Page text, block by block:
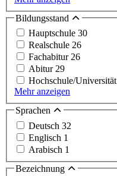
Bildungsstand
Hauptschule 30
Realschule 26
Fachabitur 26
Abitur 29
Hochschule/Universität
Mehr anzeigen
Sprachen
Deutsch 32
Englisch 1
Arabisch 1
Bezeichnung